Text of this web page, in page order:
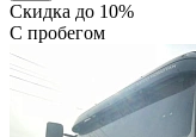
Скидка до 10%
С пробегом